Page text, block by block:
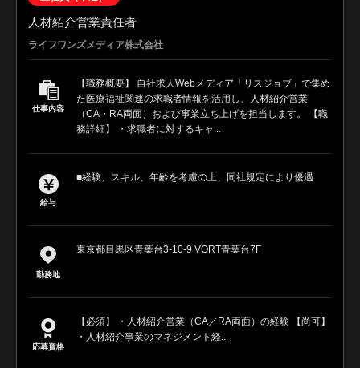
人材紹介営業責任者
ライフワンズメディア株式会社
仕事内容
【職務概要】 自社求人Webメディア「リスジョブ」で集め
た医療福祉関連の求職者情報を活用し、人材紹介営業
（CA・RA両面）および事業立ち上げを担当します。 【職
務詳細】 ・求職者に対するキャ...
給与
■経験、スキル、年齢を考慮の上、同社規定により優遇
勤務地
東京都目黒区青葉台3-10-9 VORT青葉台7F
応募資格
【必須】 ・人材紹介営業（CA／RA両面）の経験 【尚可】
・人材紹介事業のマネジメント経...